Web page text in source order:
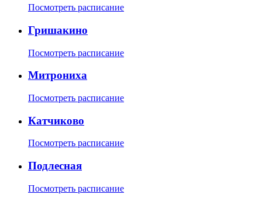
Посмотреть расписание
Гришакино
Посмотреть расписание
Митрониха
Посмотреть расписание
Катчиково
Посмотреть расписание
Подлесная
Посмотреть расписание